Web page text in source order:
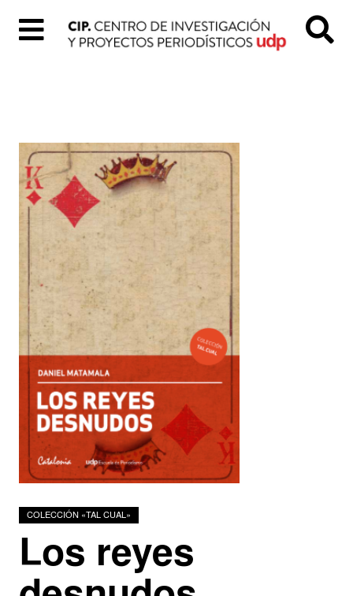
Quiénes
Somos
Colección
«Tal
Cual»
Proyectos
digitales
Podcasts
Investigadores
COLECCIÓN «TAL CUAL»
Los reyes